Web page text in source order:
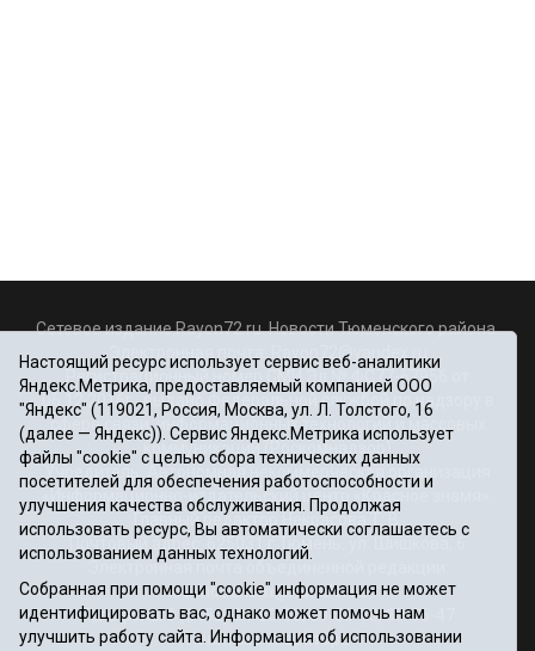
Сетевое издание Rayon72.ru. Новости Тюменского района.
Rayon72@yandex.ru
Регистрационный номер СМИ Эл № ФС77-67956 от
06.12.2016г., выдано Федеральной службой по надзору в
сфере связи, информационных технологий и массовых
коммуникаций (Роскомнадзор)
Учредитель: Автономная некоммерческая организация
«Информационно-издательский центр «Красное знамя».
Главный редактор Некрасова Т. В.
Почтовый адрес: 625031 г.Тюмень. ул. Шишкова, 6
Электронная почта объединенной редакции:
krasnoeznam@rambler.ru
Телефоны 8 (3452) 34-80-60, 69-56-73, 69-56-47
Политика оператора
Настоящий ресурс использует сервис веб-аналитики
Яндекс.Метрика, предоставляемый компанией ООО
"Яндекс" (119021, Россия, Москва, ул. Л. Толстого, 16
(далее — Яндекс)). Сервис Яндекс.Метрика использует
файлы "cookie" с целью сбора технических данных
посетителей для обеспечения работоспособности и
улучшения качества обслуживания. Продолжая
использовать ресурс, Вы автоматически соглашаетесь с
использованием данных технологий.
Собранная при помощи "cookie" информация не может
идентифицировать вас, однако может помочь нам
улучшить работу сайта. Информация об использовании